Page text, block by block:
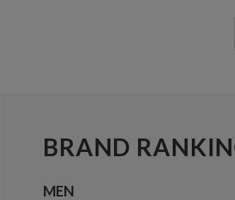
BRAND
MEN